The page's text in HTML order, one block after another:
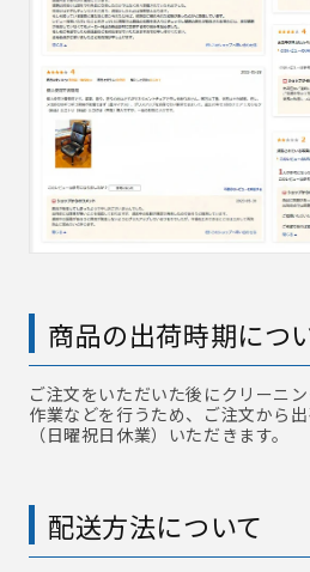
商品の出荷時期につ
ご注文をいただいた後にクリーニ
作業などを行うため、ご注文から
（日曜祝日休業）いただきます。
配送方法について